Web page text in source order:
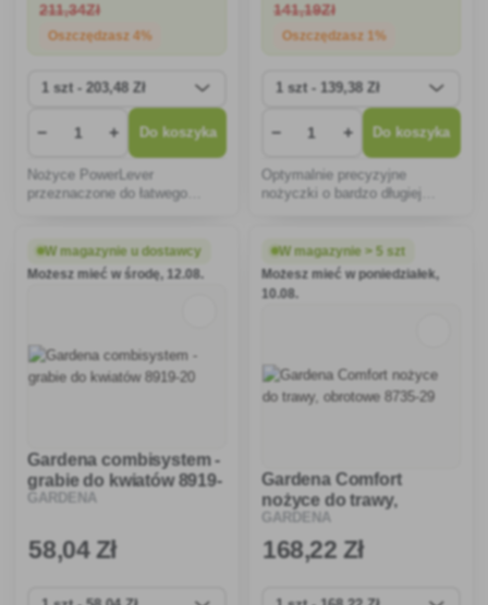
211,34Zł
Oszczędzasz 4%
− + Do koszyka
Nożyce PowerLever
przeznaczone do łatwego
141,19Zł
Oszczędzasz 1%
− + Do koszyka
Optymalnie precyzyjne
nożyczki o bardzo długiej
W magazynie u dostawcy
Możesz mieć w środę, 12.08.
Gardena combisystem -
grabie do kwiatów 8919-
20
GARDENA
58,04 Zł
W magazynie > 5 szt
Możesz mieć w poniedziałek,
10.08.
Gardena Comfort
nożyce do trawy,
obrotowe 8735-29
GARDENA
168,22 Zł